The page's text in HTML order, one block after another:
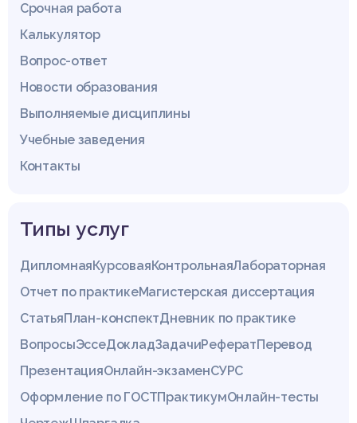
Срочная работа
Калькулятор
Вопрос-ответ
Новости образования
Выполняемые дисциплины
Учебные заведения
Контакты
Типы услуг
ДипломнаяКурсоваяКонтрольнаяЛабораторная
Отчет по практикеМагистерская диссертация
СтатьяПлан-конспектДневник по практике
ВопросыЭссеДокладЗадачиРефератПеревод
ПрезентацияОнлайн-экзаменСУРС
Оформление по ГОСТПрактикумОнлайн-тесты